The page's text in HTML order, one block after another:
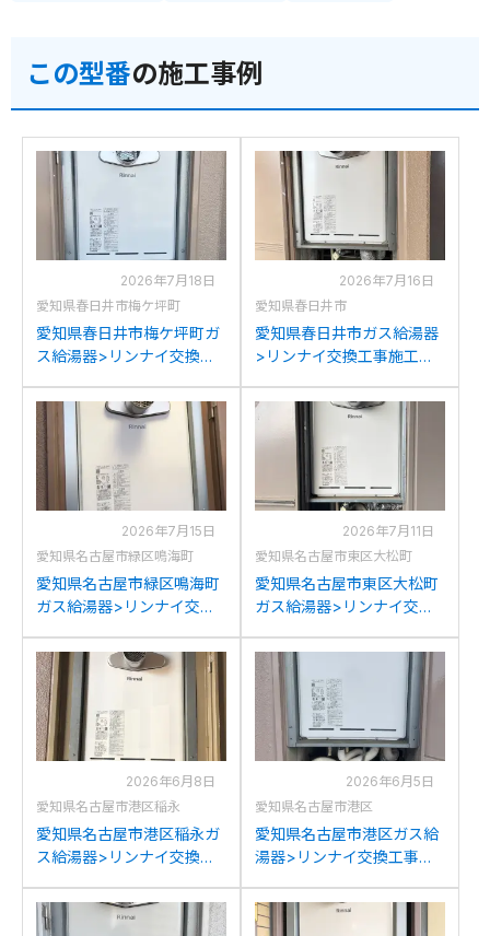
この型番の施工事例
2026年7月18日
愛知県春日井市梅ケ坪町
愛知県春日井市梅ケ坪町ガ
ス給湯器>リンナイ交換工
2006SATからリンナイ
RUF-A2005SAT(C)への交
換
2026年7月16日
愛知県春日井市
愛知県春日井市ガス給湯器
>リンナイ交換工事施工事
2006SATからリンナイ
RUF-A2005SAT(C)への交
2026年7月15日
愛知県名古屋市緑区鳴海町
愛知県名古屋市緑区鳴海町
ガス給湯器>リンナイ交換
201AWD3からリンナイ
RUF-A2005SAT(C)への交
換
2026年7月11日
愛知県名古屋市東区大松町
愛知県名古屋市東区大松町
ガス給湯器>リンナイ交換
RUF-A2003SAT(A)からリ
ンナイRUF-A2005SAT(C)
への交換
2026年6月8日
愛知県名古屋市港区稲永
愛知県名古屋市港区稲永ガ
ス給湯器>リンナイ交換工
V2000SATからリンナイ
RUF-A2005SAT(C)への交
2026年6月5日
愛知県名古屋市港区
愛知県名古屋市港区ガス給
湯器>リンナイ交換工事施
A2000SATからリンナイ
RUF-A2005SAT(C)への交